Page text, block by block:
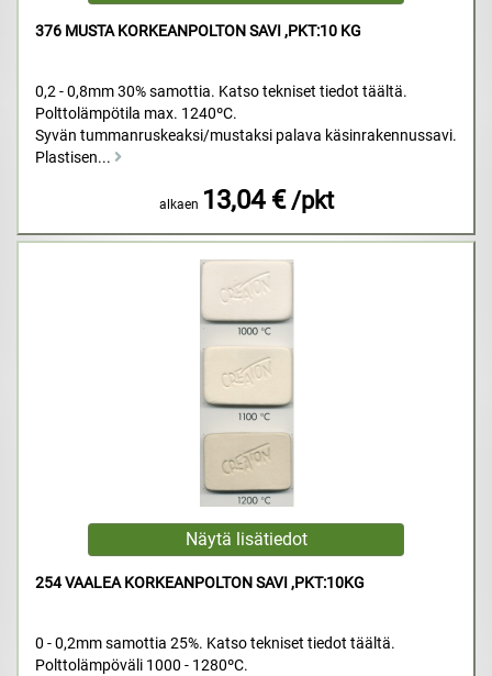
376 MUSTA KORKEANPOLTON SAVI ,PKT:10 KG
0,2 - 0,8mm 30% samottia. Katso tekniset tiedot täältä.
Polttolämpötila max. 1240ºC.
Syvän tummanruskeaksi/mustaksi palava käsinrakennussavi.
Plastisen...
alkaen 13,04 € /pkt
254 VAALEA KORKEANPOLTON SAVI ,PKT:10KG
0 - 0,2mm samottia 25%. Katso tekniset tiedot täältä.
Polttolämpöväli 1000 - 1280ºC.